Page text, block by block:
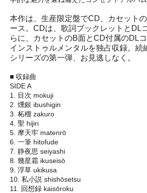
本作は、生産限定盤でCD、カセット
ース。CDは、歌詞ブックレットとDL
らに、カセットのB面とCD付属のDL
インストゥルメンタルを独占収録。続
シリーズの第一弾、お見逃しなく。
■ 収録曲
SIDE A
1. 目次 mokuji
2. 燻銀 ibushigin
3. 柘榴 zakuro
4. 聖 hijiri
5. 摩天牢 matenrō
6. 一筆 hitofude
7. 静夜思 seiyashi
8. 幾星霜 ikuseisō
9. 浮草 ukikusa
10. 私小説 shishōsetsu
11. 回想録 kaisōroku